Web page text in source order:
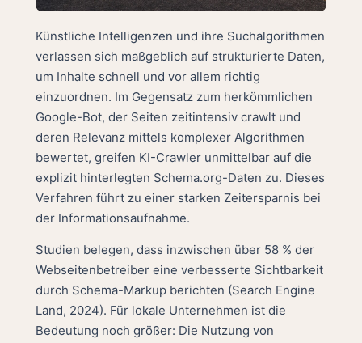
Künstliche Intelligenzen und ihre Suchalgorithmen
verlassen sich maßgeblich auf strukturierte Daten,
um Inhalte schnell und vor allem richtig
einzuordnen. Im Gegensatz zum herkömmlichen
Google-Bot, der Seiten zeitintensiv crawlt und
deren Relevanz mittels komplexer Algorithmen
bewertet, greifen KI-Crawler unmittelbar auf die
explizit hinterlegten Schema.org-Daten zu. Dieses
Verfahren führt zu einer starken Zeitersparnis bei
der Informationsaufnahme.
Studien belegen, dass inzwischen über 58 % der
Webseitenbetreiber eine verbesserte Sichtbarkeit
durch Schema-Markup berichten (Search Engine
Land, 2024). Für lokale Unternehmen ist die
Bedeutung noch größer: Die Nutzung von